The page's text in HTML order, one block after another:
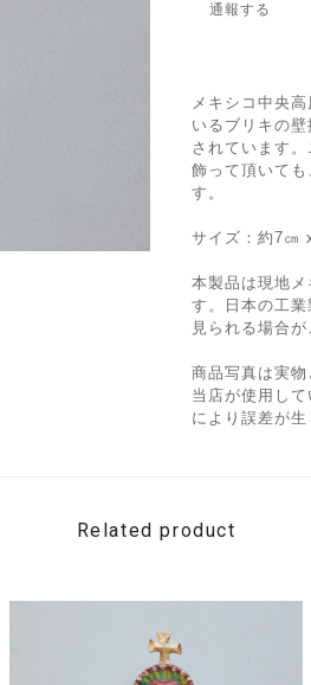
通報する
メキシコ中央
いるブリキの
されています
飾って頂いて
す。
サイズ：約7㎝
本製品は現地
す。日本の工
見られる場合が
商品写真は実物
当店が使用し
により誤差が
Related product